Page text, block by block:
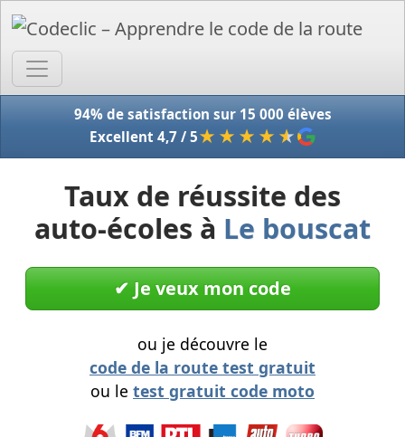
94% de satisfaction sur 15 000 élèves
Excellent 4,7 / 5★★★★ ★
Taux de réussite des
auto-écoles à Le bouscat
✔︎ Je veux mon code
ou je découvre le
code de la route test gratuit
ou le test gratuit code moto